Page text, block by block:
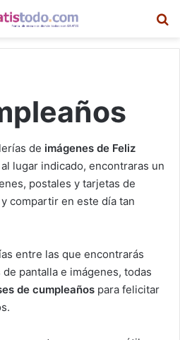
de imágenes de Feliz
lugar indicado, encontraras un
postales y tarjetas de
compartir en este día tan
entre las que encontrarás
pantalla e imágenes, todas
de cumpleaños para felicitar